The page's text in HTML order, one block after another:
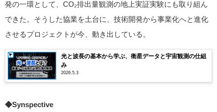
発の一環として、CO₂排出量観測の地上実証実験にも取り組ん
できた。そうした協業を土台に、技術開発から事業化へと進化
させるプロジェクトが今、動き出している。
光と波長の基本から学ぶ、衛星データと宇宙観測の仕組
み
2026.5.3
◆Synspective